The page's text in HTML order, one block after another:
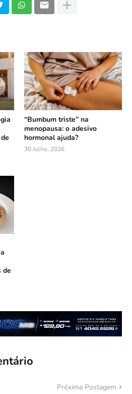
“Bumbum triste” na
menopausa: o adesivo
hormonal ajuda?
30 Julho, 2026
de
Próxima Postagem